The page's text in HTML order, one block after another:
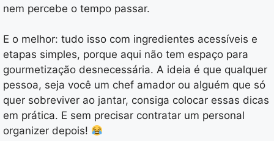
nem percebe o tempo passar.
E o melhor: tudo isso com ingredientes acessíveis e
etapas simples, porque aqui não tem espaço para
gourmetização desnecessária. A ideia é que qualquer
pessoa, seja você um chef amador ou alguém que só
quer sobreviver ao jantar, consiga colocar essas dicas
em prática. E sem precisar contratar um personal
organizer depois!